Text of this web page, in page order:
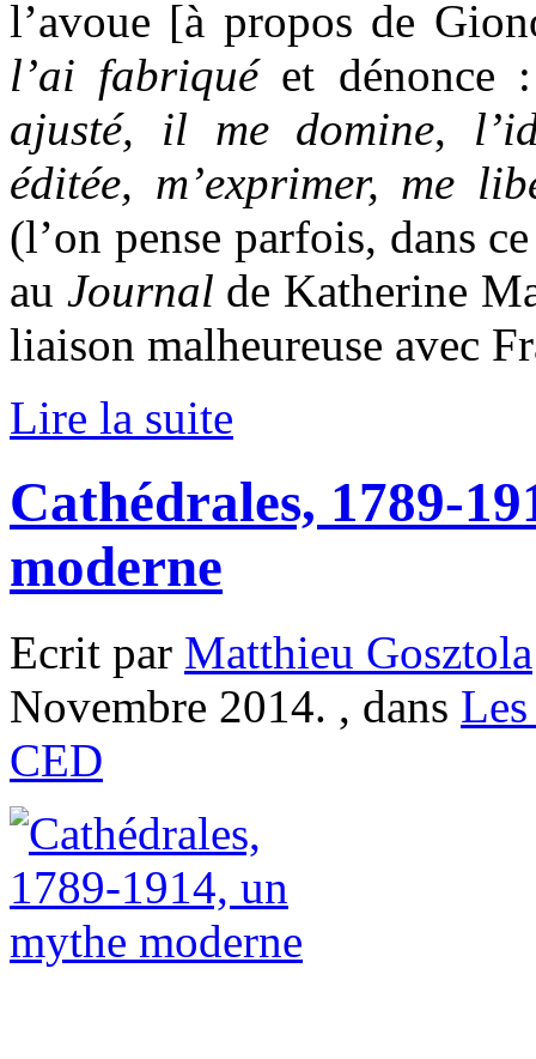
l’avoue [à propos de
l’ai fabriquéet dénonce
ajusté, il me domine,
éditée, m’exprimer, me
(l’on pense parfois, dans
au Journal de Katherine
liaison malheureuse avec
Lire la suite
Cathédrales, 1789-
moderne
Ecrit par Matthieu Gosztola
Novembre 2014. , dans
CED